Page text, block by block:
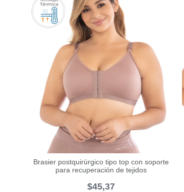
Brasier postquirúrgico tipo top con soporte
para recuperación de tejidos
$45,37